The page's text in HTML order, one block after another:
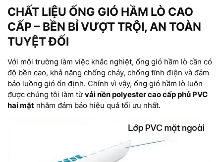
CHẤT LIỆU ỐNG GIÓ HẦM LÒ CAO
CẤP – BỀN BỈ VƯỢT TRỘI, AN TOÀN
TUYỆT ĐỐI
Với môi trường làm việc khắc nghiệt, ống gió hầm lò cần có
độ bền cao, khả năng chống cháy, chống tĩnh điện và đảm
bảo luồng gió ổn định. Chính vì vậy, ống gió hầm lò luôn
được chúng tôi làm từvải nền polyester cao cấp phủ PVC
hai mặt nhằm đảm bảo hiệu quả tối ưu nhất.